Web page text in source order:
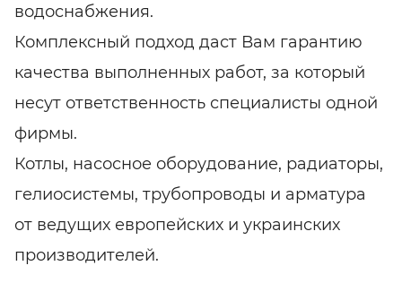
водоснабжения.
Комплексный подход даст Вам гарантию
качества выполненных работ, за который
несут ответственность специалисты одной
фирмы.
Котлы, насосное оборудование, радиаторы,
гелиосистемы, трубопроводы и арматура
от ведущих европейских и украинских
производителей.